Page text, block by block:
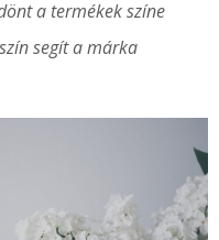
a termékek színe
segít a márka